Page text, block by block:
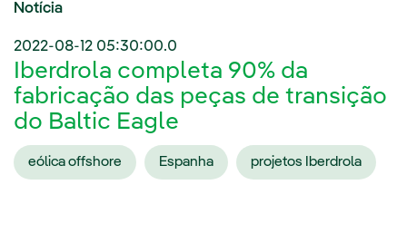
Notícia
2022-08-12 05:30:00.0
Iberdrola completa 90% da
fabricação das peças de transição
do Baltic Eagle
eólica offshore Espanha projetos Iberdrola